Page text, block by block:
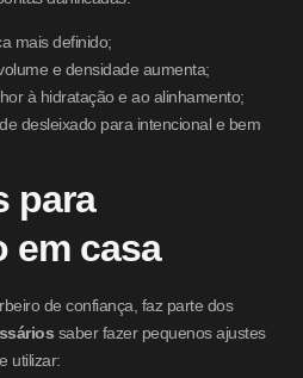
mais definido;
e densidade aumenta;
à hidratação e ao alinhamento;
desleixado para intencional e bem
para
em casa
de confiança, faz parte dos
saber fazer pequenos ajustes
utilizar: